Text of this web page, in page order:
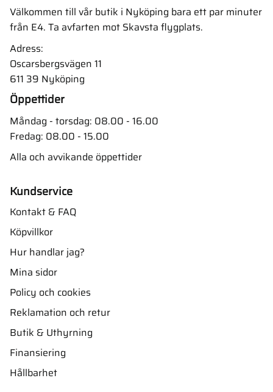
Välkommen till vår butik i Nyköping bara ett par minuter
från E4. Ta avfarten mot Skavsta flygplats.
Adress:
Oscarsbergsvägen 11
611 39 Nyköping
Öppettider
Måndag - torsdag: 08.00 - 16.00
Fredag: 08.00 - 15.00
Alla och avvikande öppettider
Kundservice
Kontakt & FAQ
Köpvillkor
Hur handlar jag?
Mina sidor
Policy och cookies
Reklamation och retur
Butik & Uthyrning
Finansiering
Hållbarhet